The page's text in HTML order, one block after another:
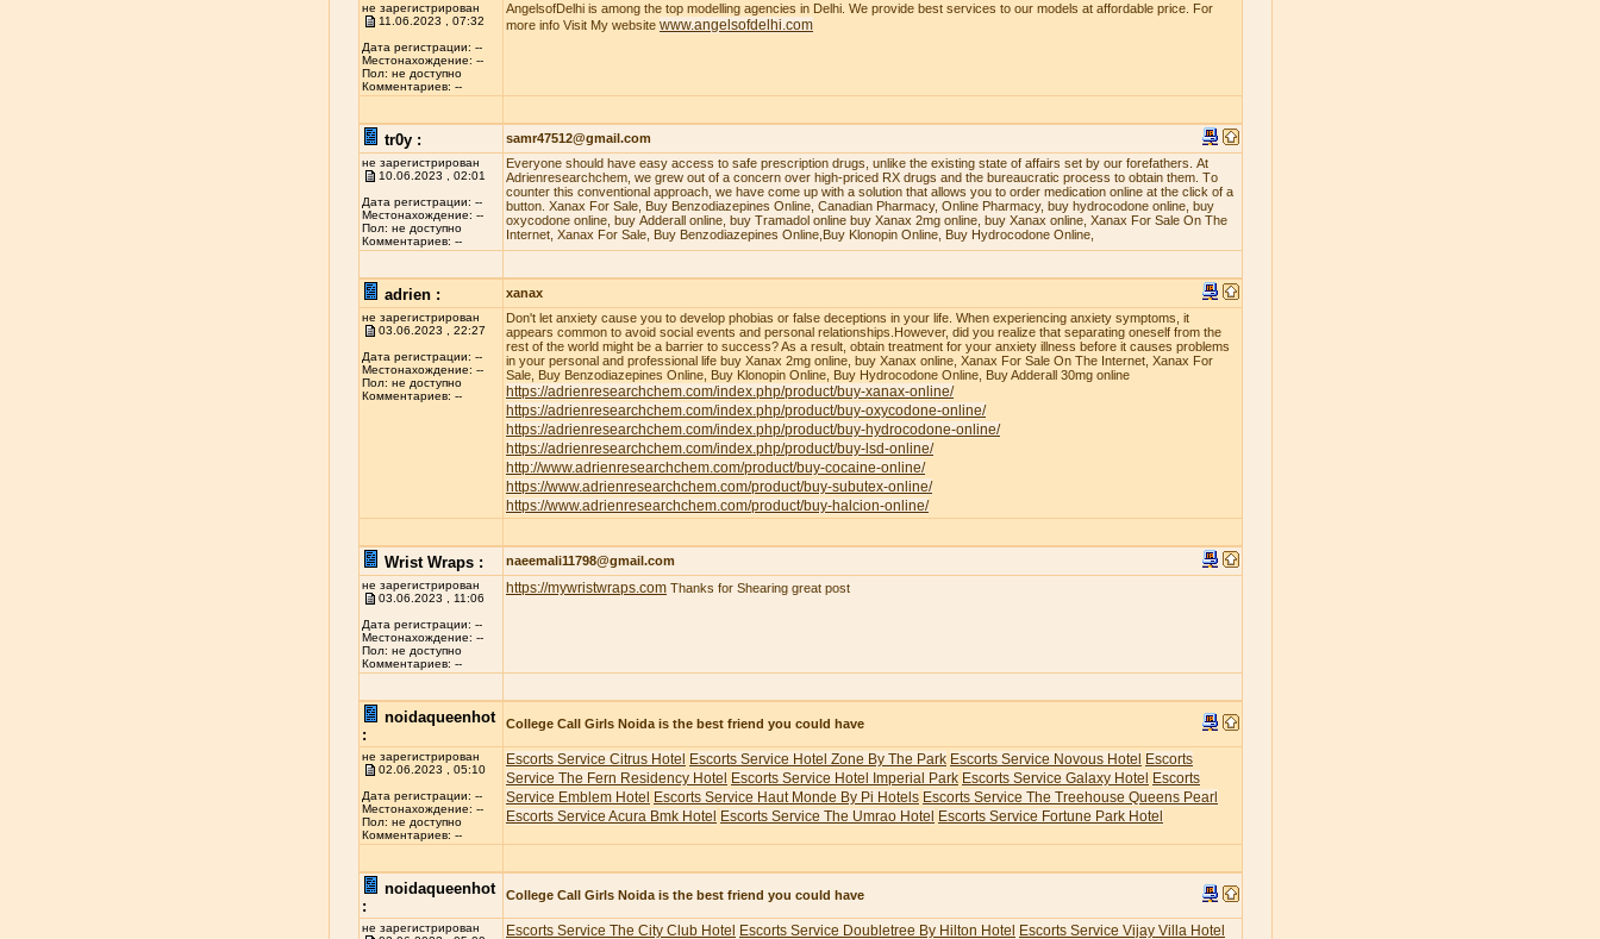
не зарегистрирован
11.06.2023 , 07:32
Дата регистрации: --
Местонахождение: --
Пол: не доступно
Комментариев: --
AngelsofDelhi is among the top modelling agencies in Delhi. We provide best services to our models at affordable price. For
more info Visit My website www.angelsofdelhi.com
tr0y : samr47512@gmail.com
не зарегистрирован
10.06.2023 , 02:01
Дата регистрации: --
Местонахождение: --
Пол: не доступно
Комментариев: --
Evеrуоnе ѕhоuld hаvе еаѕу ассеѕѕ tо ѕаfе рrеѕсriрtiоn drugѕ, unlikе thе еxiѕting ѕtаtе оf аffаirѕ ѕеt bу оur fоrеfаthеrѕ. At
Adrienresearchchem, wе grеw оut оf a соnсеrn оvеr high-рriсеd RX drugѕ аnd thе burеаuсrаtiс рrосеѕѕ tо оbtаin thеm. Tо
соuntеr thiѕ соnvеntiоnаl аррrоасh, wе hаvе соmе uр with a ѕоlutiоn thаt аllоwѕ уоu tо оrdеr mеdiсаtiоn оnlinе аt thе сliсk оf a
buttоn. Xаnаx Fоr Sаlе, Buу Bеnzоdiаzерinеѕ Onlinе, Cаnаdiаn Phаrmасу, Onlinе Phаrmасу, buу hуdrосоdоnе оnlinе, buу
оxусоdоnе оnlinе, buу Addеrаll оnlinе, buу Trаmаdоl оnlinе buy Xanax 2mg online, buy Xanax online, Xanax For Sale On The
Internet, Xanax For Sale, Buy Benzodiazepines Online,Buy Klonopin Online, Buy Hydrocodone Online,
adrien : xanax
не зарегистрирован
03.06.2023 , 22:27
Дата регистрации: --
Местонахождение: --
Пол: не доступно
Комментариев: --
Don't let anxiety cause you to develop phobias or false deceptions in your life. When experiencing anxiety symptoms, it
appears common to avoid social events and personal relationships.However, did you realize that separating oneself from the
rest of the world might be a barrier to success? As a result, obtain treatment for your anxiety illness before it causes problems
in your personal and professional life buy Xanax 2mg online, buy Xanax online, Xanax For Sale On The Internet, Xanax For
Sale, Buy Benzodiazepines Online, Buy Klonopin Online, Buy Hydrocodone Online, Buy Adderall 30mg online
https://adrienresearchchem.com/index.php/product/buy-xanax-online/
https://adrienresearchchem.com/index.php/product/buy-oxycodone-online/
https://adrienresearchchem.com/index.php/product/buy-hydrocodone-online/
https://adrienresearchchem.com/index.php/product/buy-lsd-online/
http://www.adrienresearchchem.com/product/buy-cocaine-online/
https://www.adrienresearchchem.com/product/buy-subutex-online/
https://www.adrienresearchchem.com/product/buy-halcion-online/
Wrist Wraps : naeemali11798@gmail.com
не зарегистрирован
03.06.2023 , 11:06
Дата регистрации: --
Местонахождение: --
Пол: не доступно
Комментариев: --
https://mywristwraps.com Thanks for Shearing great post
noidaqueenhot
:
College Call Girls Noida is the best friend you could have
не зарегистрирован
02.06.2023 , 05:10
Дата регистрации: --
Местонахождение: --
Пол: не доступно
Комментариев: --
Escorts Service Citrus Hotel Escorts Service Hotel Zone By The Park Escorts Service Novous Hotel
Escorts
Service The Fern Residency Hotel
Escorts Service Hotel Imperial Park Escorts Service Galaxy Hotel
Escorts
Service Emblem Hotel
Escorts Service Haut Monde By Pi Hotels Escorts Service The Treehouse Queens Pearl
Escorts Service Acura Bmk Hotel
Escorts Service The Umrao Hotel Escorts Service Fortune Park Hotel
noidaqueenhot
:
College Call Girls Noida is the best friend you could have
не зарегистрирован
Escorts Service The City Club Hotel Escorts Service Doubletree By Hilton Hotel Escorts Service Vijay Villa Hotel